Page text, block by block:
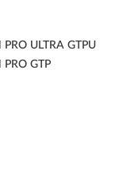
ULTRA GTPU
GTP